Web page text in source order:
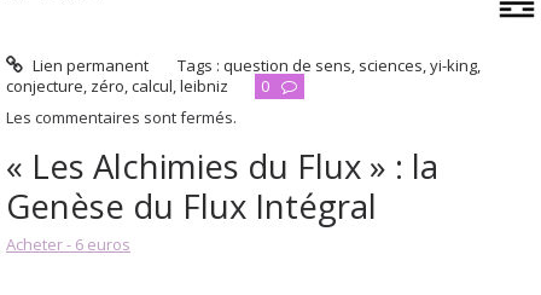
Lien permanent Tags :question de sens, sciences,yi-king,
conjecture, zéro,calcul,leibniz
0
Les commentaires sont fermés.
« Les Alchimies du Flux » : la
Genèse du Flux Intégral
Acheter - 6 euros